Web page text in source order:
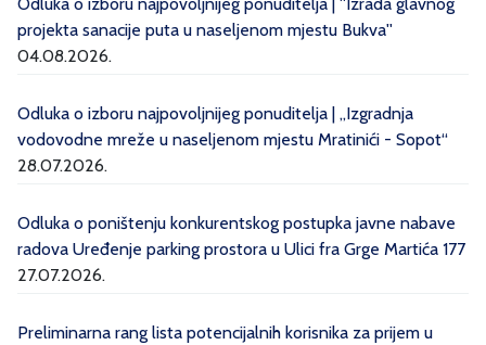
projekta sanacije puta u naseljenom mjestu Bukva''
04.08.2026.
Odluka o izboru najpovoljnijeg ponuditelja | „Izgradnja
vodovodne mreže u naseljenom mjestu Mratinići - Sopot“
28.07.2026.
Odluka o poništenju konkurentskog postupka javne nabave
radova Uređenje parking prostora u Ulici fra Grge Martića 177
27.07.2026.
Preliminarna rang lista potencijalnih korisnika za prijem u